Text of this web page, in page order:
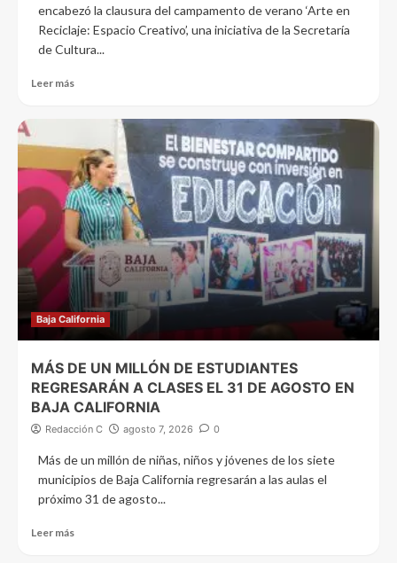
encabezó la clausura del campamento de verano ‘Arte en
Reciclaje: Espacio Creativo’, una iniciativa de la Secretaría
de Cultura...
Leer más
Baja California
MÁS DE UN MILLÓN DE ESTUDIANTES
REGRESARÁN A CLASES EL 31 DE AGOSTO EN
BAJA CALIFORNIA
Redacción C agosto 7, 2026 0
Más de un millón de niñas, niños y jóvenes de los siete
municipios de Baja California regresarán a las aulas el
próximo 31 de agosto...
Leer más